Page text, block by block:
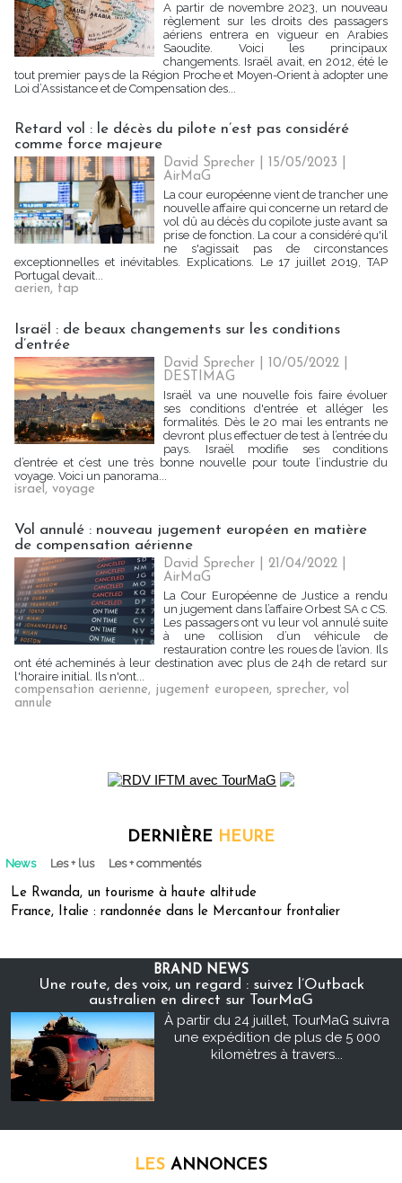
A partir de novembre 2023, un nouveau
règlement sur les droits des passagers
aériens entrera en vigueur en Arabies
Saoudite. Voici les principaux
changements. Israël avait, en 2012, été le
tout premier pays de la Région Proche et Moyen-Orient à adopter une
Loi d’Assistance et de Compensation des...
Retard vol : le décès du pilote n’est pas considéré
comme force majeure
David Sprecher | 15/05/2023
AirMaG
La cour européenne vient de trancher une
nouvelle affaire qui concerne un retard de
vol dû au décès du copilote juste avant sa
prise de fonction. La cour a considéré qu'il
ne s'agissait pas de circonstances
exceptionnelles et inévitables. Explications. Le 17 juillet 2019, TAP
Portugal devait...
aerien, tap
Israël : de beaux changements sur les conditions
d’entrée
David Sprecher | 10/05/2022
DESTIMAG
Israël va une nouvelle fois faire évoluer
ses conditions d'entrée et alléger les
formalités. Dès le 20 mai les entrants ne
devront plus effectuer de test à l’entrée du
pays. Israël modifie ses conditions
d’entrée et c’est une très bonne nouvelle pour toute l’industrie du
voyage. Voici un panorama...
israel, voyage
Vol annulé : nouveau jugement européen en matière
de compensation aérienne
David Sprecher | 21/04/2022
AirMaG
La Cour Européenne de Justice a rendu
un jugement dans l’affaire Orbest SA c CS.
Les passagers ont vu leur vol annulé suite
à une collision d’un véhicule de
restauration contre les roues de l’avion. Ils
ont été acheminés à leur destination avec plus de 24h de retard sur
l'horaire initial. Ils n'ont...
compensation aerienne, jugement europeen, sprecher, vol
annule
DERNIÈRE HEURE
News Les + lus Les + commentés
Le Rwanda, un tourisme à haute altitude
France, Italie : randonnée dans le Mercantour frontalier
BRAND NEWS
Une route, des voix, un regard : suivez l’Outback
australien en direct sur TourMaG
À partir du 24 juillet, TourMaG suivra
une expédition de plus de 5 000
kilomètres à travers...
LES ANNONCES